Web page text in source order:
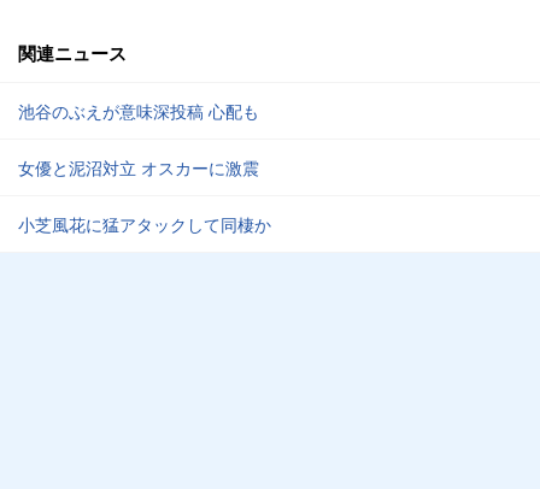
関連ニュース
池谷のぶえが意味深投稿 心配も
女優と泥沼対立 オスカーに激震
小芝風花に猛アタックして同棲か